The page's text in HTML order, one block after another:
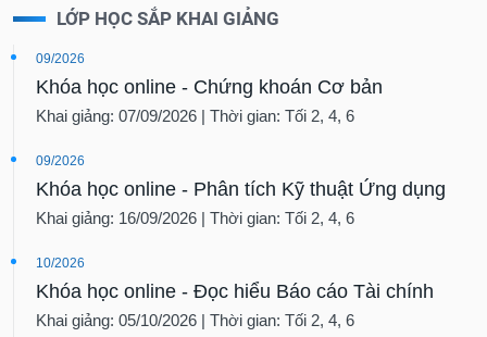
LỚP HỌC SẮP KHAI GIẢNG
09/2026
Khóa học online - Chứng khoán Cơ bản
Khai giảng: 07/09/2026 | Thời gian: Tối 2, 4, 6
09/2026
Khóa học online - Phân tích Kỹ thuật Ứng dụng
Khai giảng: 16/09/2026 | Thời gian: Tối 2, 4, 6
10/2026
Khóa học online - Đọc hiểu Báo cáo Tài chính
Khai giảng: 05/10/2026 | Thời gian: Tối 2, 4, 6